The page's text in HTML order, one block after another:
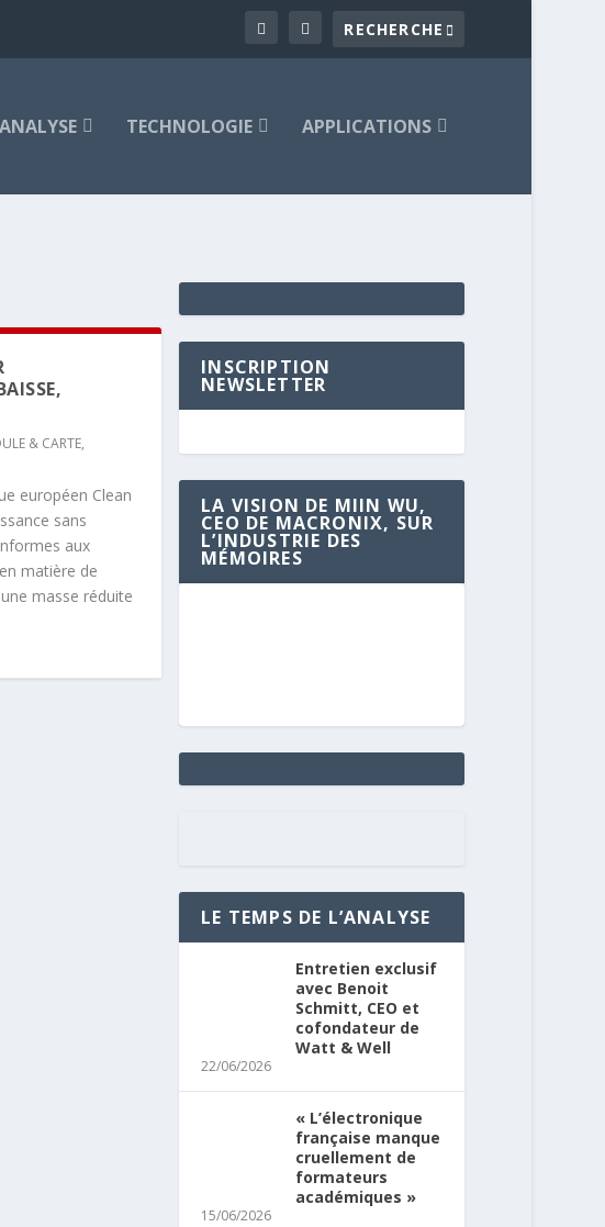
ANALYSE TECHNOLOGIE APPLICATIONS
& CARTE,
européen Clean
sans
aux
matière de
masse réduite
INSCRIPTION
NEWSLETTER
LA VISION DE MIIN WU,
CEO DE MACRONIX, SUR
L’INDUSTRIE DES
MÉMOIRES
LE TEMPS DE L’ANALYSE
Entretien exclusif
avec Benoit
Schmitt, CEO et
cofondateur de
Watt & Well
22/06/2026
« L’électronique
française manque
cruellement de
formateurs
académiques »
15/06/2026